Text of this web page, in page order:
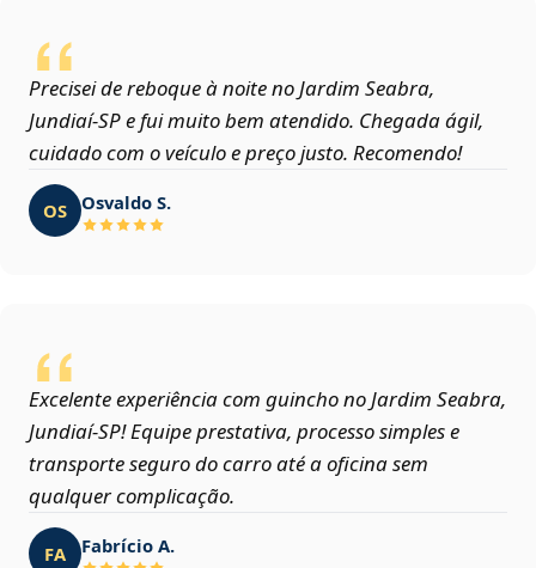
Precisei de reboque à noite no Jardim Seabra,
Jundiaí‑SP e fui muito bem atendido. Chegada ágil,
cuidado com o veículo e preço justo. Recomendo!
OS Osvaldo S.
Excelente experiência com guincho no Jardim Seabra,
Jundiaí‑SP! Equipe prestativa, processo simples e
transporte seguro do carro até a oficina sem
qualquer complicação.
FA Fabrício A.